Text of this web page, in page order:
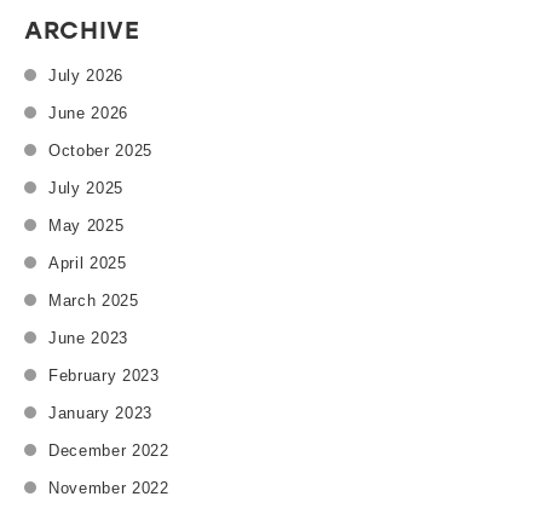
⼈員などのリソースは無限ではありません。 そんな中で、⽬的達
勝ちにいくか判断する必要があります。 「常に勝負どころ(勝てる
ポイント)を念頭に置き、労⼒をかける」そんな思考法こそ、本記
事でご紹介したい考え⽅になります。 ◾️日常生活に置き換えると?
旅行の例 例えば、週末に友⼈と「1泊2⽇の旅⾏」に⾏くとしまし
ょう。 • ⽬的①:観光をたっぷり楽しみたい → 名所をできるだけ
体⼒を割いてでも、思い出の写真や体験を優先します。 • ⽬的②:
ゆっくり休養してリフレッシュしたい → 観光は最⼩限にして、宿
の温泉や美味しい⾷事に時間とお⾦を集中。 無理に動き回らず
「癒やし」にリソースを投じます。 同じ「1泊2⽇の旅⾏」でも、
限られた時間や予算(リソース)の中でどこに集中するかは⽬的によ
す。 ◾️ビジネスの現場での活用 当社は空間創造事業を主軸に、イ
ARCHIVE
July 2026
June 2026
October 2025
July 2025
May 2025
April 2025
March 2025
June 2023
February 2023
January 2023
December 2022
November 2022